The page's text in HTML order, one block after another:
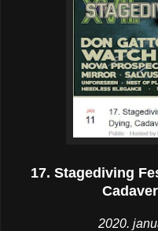
17. Stagediving
2020.